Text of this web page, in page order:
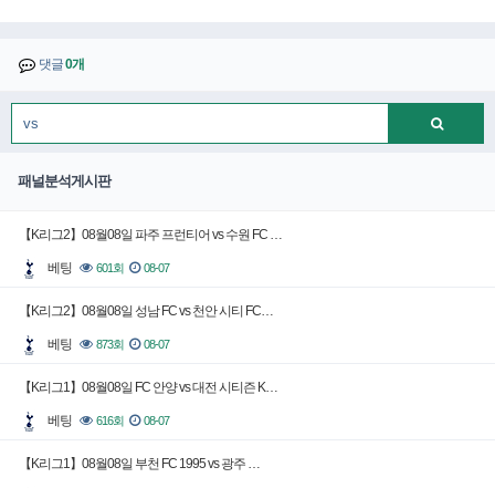
댓글0개
패널분석게시판
【K리그2】08월08일 파주 프런티어 vs 수원 FC …
베팅 601회 08-07
【K리그2】08월08일 성남 FC vs 천안 시티 FC…
베팅 873회 08-07
【K리그1】08월08일 FC 안양 vs 대전 시티즌 K…
베팅 616회 08-07
【K리그1】08월08일 부천 FC 1995 vs 광주 …